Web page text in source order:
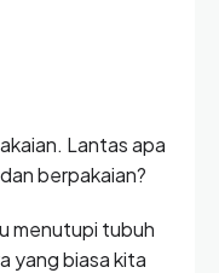
Lantas apa
berpakaian?
menutupi tubuh
yang biasa kita